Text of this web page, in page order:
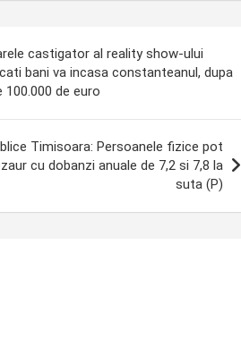
castigator al reality show-ului
bani va incasa constanteanul, dupa
de euro
Timisoara: Persoanele fizice pot
cu dobanzi anuale de 7,2 si 7,8 la
suta (P)